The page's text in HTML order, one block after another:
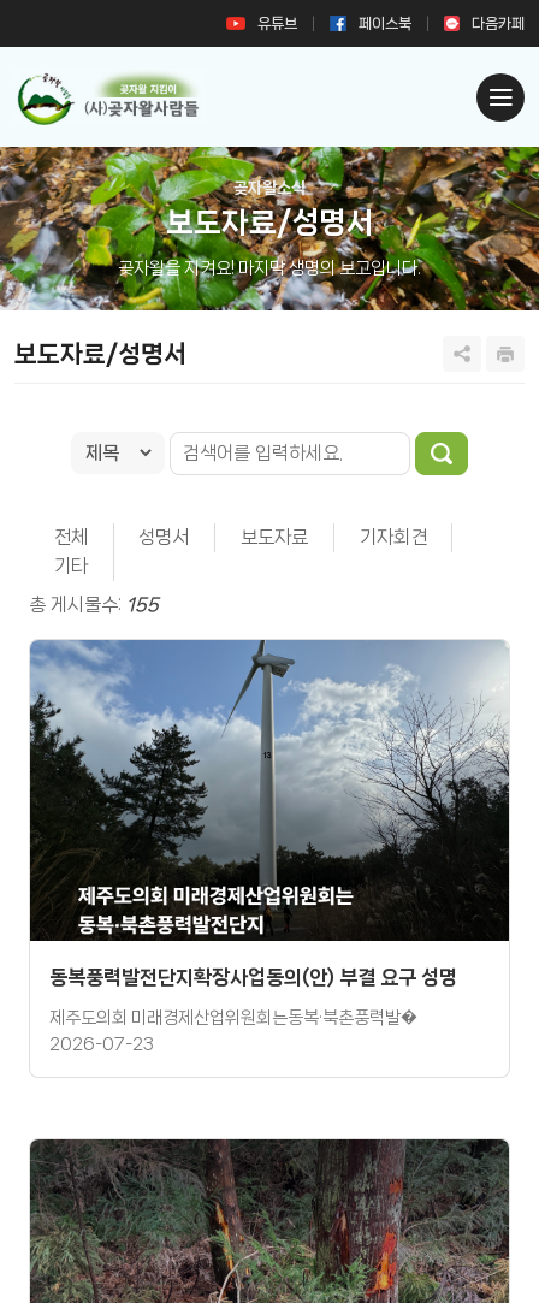
유튜브 페이스북 다음카페
곶자왈소식
보도자료/성명서
곶자왈을 지켜요! 마지막 생명의 보고입니다.
보도자료/성명서
전체 성명서 보도자료
기자회견
기타
총 게시물수: 155
동복풍력발전단지확장사업동의(안) 부결 요구 성명
제주도의회 미래경제산업위원회는동복·북촌풍력발�
2026-07-23